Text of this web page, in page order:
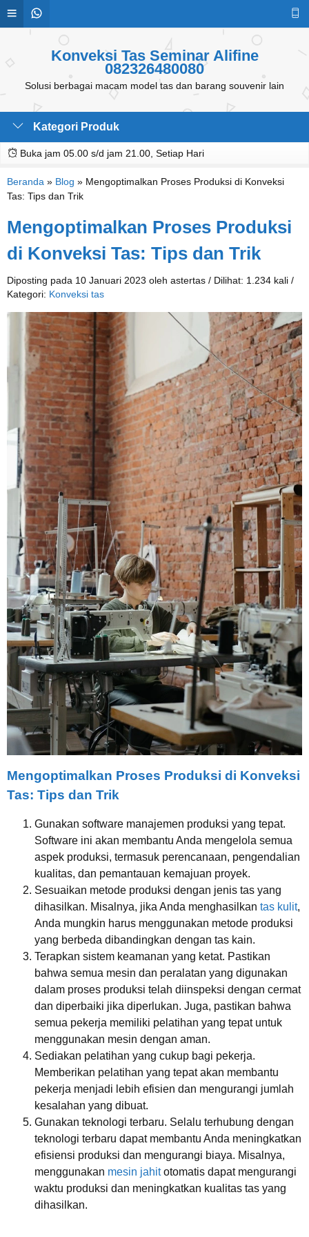
Konveksi Tas Seminar Alifine
082326480080
Solusi berbagai macam model tas dan barang souvenir lain
Kategori Produk
Buka jam 05.00 s/d jam 21.00, Setiap Hari
Beranda » Blog » Mengoptimalkan Proses Produksi di Konveksi
Tas: Tips dan Trik
Mengoptimalkan Proses Produksi
di Konveksi Tas: Tips dan Trik
Diposting pada 10 Januari 2023 oleh astertas / Dilihat: 1.234 kali /
Kategori: Konveksi tas
Mengoptimalkan Proses Produksi di Konveksi
Tas: Tips dan Trik
Gunakan software manajemen produksi yang tepat.
Software ini akan membantu Anda mengelola semua
aspek produksi, termasuk perencanaan, pengendalian
kualitas, dan pemantauan kemajuan proyek.
Sesuaikan metode produksi dengan jenis tas yang
dihasilkan. Misalnya, jika Anda menghasilkan tas kulit,
Anda mungkin harus menggunakan metode produksi
yang berbeda dibandingkan dengan tas kain.
Terapkan sistem keamanan yang ketat. Pastikan
bahwa semua mesin dan peralatan yang digunakan
dalam proses produksi telah diinspeksi dengan cermat
dan diperbaiki jika diperlukan. Juga, pastikan bahwa
semua pekerja memiliki pelatihan yang tepat untuk
menggunakan mesin dengan aman.
Sediakan pelatihan yang cukup bagi pekerja.
Memberikan pelatihan yang tepat akan membantu
pekerja menjadi lebih efisien dan mengurangi jumlah
kesalahan yang dibuat.
Gunakan teknologi terbaru. Selalu terhubung dengan
teknologi terbaru dapat membantu Anda meningkatkan
efisiensi produksi dan mengurangi biaya. Misalnya,
menggunakan mesin jahitotomatis dapat mengurangi
waktu produksi dan meningkatkan kualitas tas yang
dihasilkan.